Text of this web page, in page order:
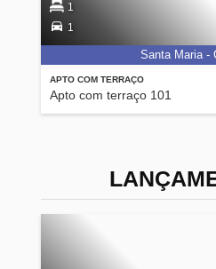
APTO COM TERRAÇO
Apto com terraço 101
1
1
Santa Maria -